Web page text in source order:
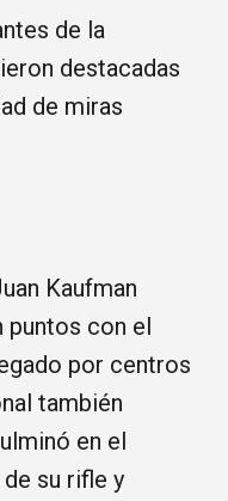
de la
destacadas
de miras
Kaufman
puntos con el
por centros
también
en el
su rifle y